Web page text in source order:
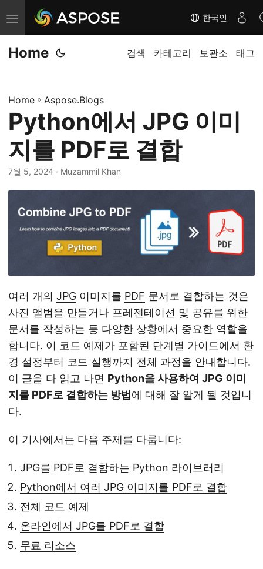
탐
색
전
한국인
Home 검색 카테고리 보관소 태그
Home » Aspose.Blogs
Python에서 JPG 이미
지를 PDF로 결합
7월 5, 2024 · Muzammil Khan
여러 개의 JPG 이미지를 PDF 문서로 결합하는 것은
사진 앨범을 만들거나 프레젠테이션 및 공유를 위한
문서를 작성하는 등 다양한 상황에서 중요한 역할을
합니다. 이 코드 예제가 포함된 단계별 가이드에서 환
경 설정부터 코드 실행까지 전체 과정을 안내합니다.
이 글을 다 읽고 나면 Python을 사용하여 JPG 이미
지를 PDF로 결합하는 방법 에 대해 잘 알게 될 것입니
다.
이 기사에서는 다음 주제를 다룹니다:
JPG를 PDF로 결합하는 Python 라이브러리
Python에서 여러 JPG 이미지를 PDF로 결합
전체 코드 예제
온라인에서 JPG를 PDF로 결합
무료 리소스